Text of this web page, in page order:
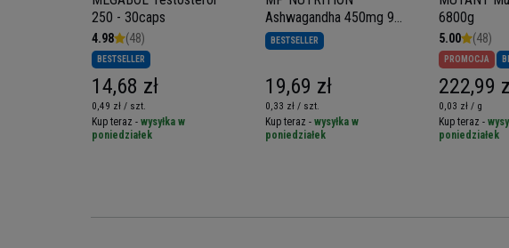
250 - 30caps
4.98 (48)
BESTSELLER
14,68 zł
0,49 zł / szt.
Kup teraz - wysyłka w
poniedziałek
Ashwagandha 450mg 9%
witanolidów - 60 caps
BESTSELLER
19,69 zł
0,33 zł / szt.
Kup teraz - wysyłka w
poniedziałek
6800g
5.00 (48)
PROMOCJA
222,99
0,03 zł / g
Kup teraz -
poniedziałek